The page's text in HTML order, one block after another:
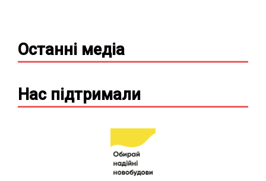
Останні медіа
Нас підтримали